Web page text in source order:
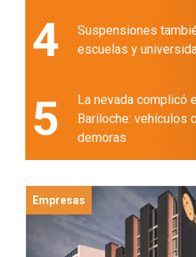
4
Suspensiones
escuelas y
5
La nevada complicó
Bariloche: vehículos
demoras
Empresas